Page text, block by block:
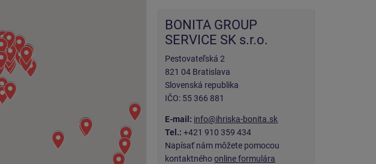
BONITA GROUP
SERVICE SK s.r.o.
Pestovateľská 2
821 04 Bratislava
Slovenská republika
IČO: 55 366 881
E-mail: info@ihriska-bonita.sk
Tel.:+421 910 359 434
Napísať nám môžete pomocou
kontaktnéhoonline formulára